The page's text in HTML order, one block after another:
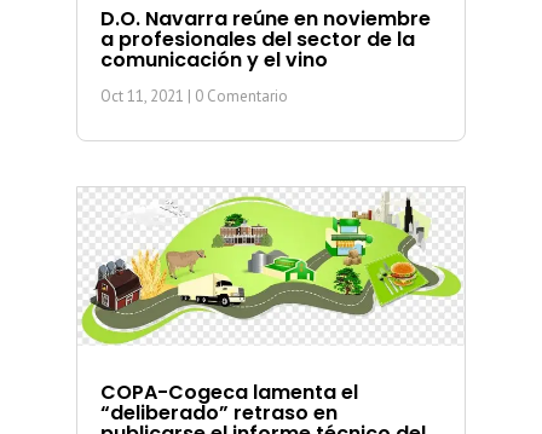
D.O. Navarra reúne en noviembre
a profesionales del sector de la
comunicación y el vino
Oct 11, 2021 | 0 Comentario
COPA-Cogeca lamenta el
“deliberado” retraso en